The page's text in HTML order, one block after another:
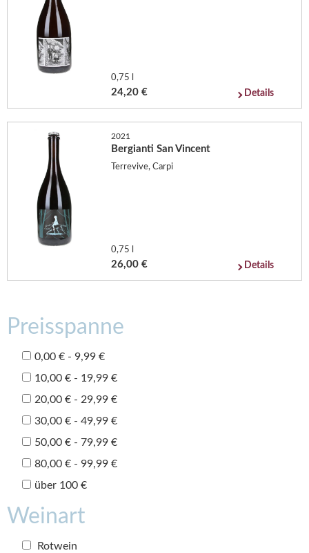
0,75 l
24,20 € Details
2021
Bergianti San Vincent
Terrevive, Carpi
0,75 l
26,00 € Details
Preisspanne
0,00 € - 9,99 €
10,00 € - 19,99 €
20,00 € - 29,99 €
30,00 € - 49,99 €
50,00 € - 79,99 €
80,00 € - 99,99 €
über 100 €
Weinart
Rotwein